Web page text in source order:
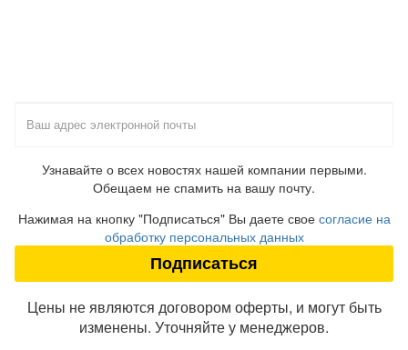
Узнавайте о всех новостях нашей компании первыми.
Обещаем не спамить на вашу почту.
Нажимая на кнопку "Подписаться" Вы даете свое согласие на
обработку персональных данных
Цены не являются договором оферты, и могут быть
изменены. Уточняйте у менеджеров.